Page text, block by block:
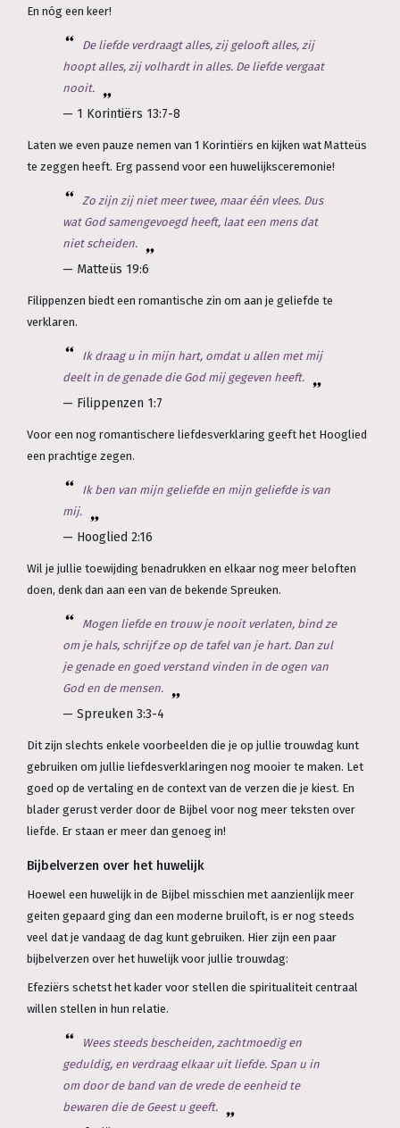
En nóg een keer!
De liefde verdraagt alles, zij gelooft alles, zij
hoopt alles, zij volhardt in alles. De liefde vergaat
nooit.
— 1 Korintiërs 13:7-8
Laten we even pauze nemen van 1 Korintiërs en kijken wat Matteüs
te zeggen heeft. Erg passend voor een huwelijksceremonie!
Zo zijn zij niet meer twee, maar één vlees. Dus
wat God samengevoegd heeft, laat een mens dat
niet scheiden.
— Matteüs 19:6
Filippenzen biedt een romantische zin om aan je geliefde te
verklaren.
Ik draag u in mijn hart, omdat u allen met mij
deelt in de genade die God mij gegeven heeft.
— Filippenzen 1:7
Voor een nog romantischere liefdesverklaring geeft het Hooglied
een prachtige zegen.
Ik ben van mijn geliefde en mijn geliefde is van
mij.
— Hooglied 2:16
Wil je jullie toewijding benadrukken en elkaar nog meer beloften
doen, denk dan aan een van de bekende Spreuken.
Mogen liefde en trouw je nooit verlaten, bind ze
om je hals, schrijf ze op de tafel van je hart. Dan zul
je genade en goed verstand vinden in de ogen van
God en de mensen.
— Spreuken 3:3-4
Dit zijn slechts enkele voorbeelden die je op jullie trouwdag kunt
gebruiken om jullie liefdesverklaringen nog mooier te maken. Let
goed op de vertaling en de context van de verzen die je kiest. En
blader gerust verder door de Bijbel voor nog meer teksten over
liefde. Er staan er meer dan genoeg in!
Bijbelverzen over het huwelijk
Hoewel een huwelijk in de Bijbel misschien met aanzienlijk meer
geiten gepaard ging dan een moderne bruiloft, is er nog steeds
veel dat je vandaag de dag kunt gebruiken. Hier zijn een paar
bijbelverzen over het huwelijk voor jullie trouwdag:
Efeziërs schetst het kader voor stellen die spiritualiteit centraal
willen stellen in hun relatie.
Wees steeds bescheiden, zachtmoedig en
geduldig, en verdraag elkaar uit liefde. Span u in
om door de band van de vrede de eenheid te
bewaren die de Geest u geeft.